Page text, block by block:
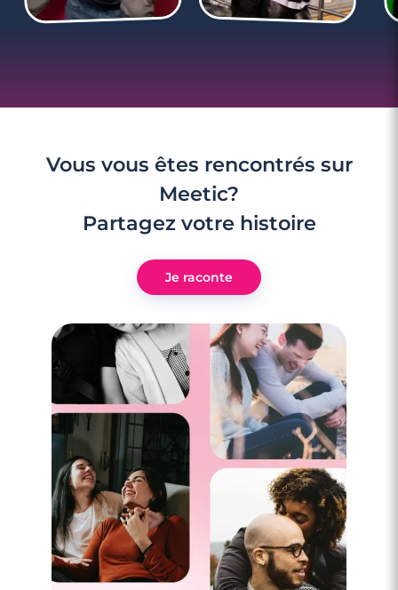
Vous vous êtes rencontrés sur
Meetic?
Partagez votre histoire
Je raconte